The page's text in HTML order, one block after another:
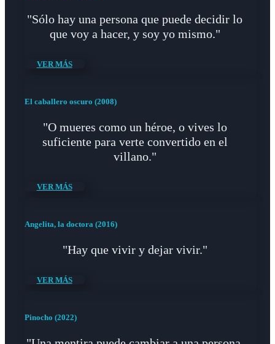
"Sólo hay una persona que puede decidir lo
que voy a hacer, y soy yo mismo."
VER MÁS
El caballero oscuro (2008)
"O mueres como un héroe, o vives lo
suficiente para verte convertido en el
villano."
VER MÁS
Angelita, la doctora (2016)
"Hay que vivir y dejar vivir."
VER MÁS
Pinocho (2022)